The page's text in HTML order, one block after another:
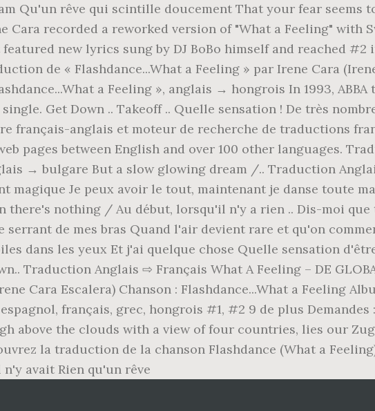
Qu'un rêve qui scintille doucement That your fear seems
Cara recorded a reworked version of "What a Feeling" with
new lyrics sung by DJ BoBo himself and reached
de « Flashdance...What a Feeling » par Irene Cara
a Feeling », anglais → hongrois In 1993,
Get Down .. Takeoff .. Quelle sensation ! De très
français-anglais et moteur de recherche de traductions
pages between English and over 100 other languages.
→ bulgare But a slow glowing dream /.. Traduction
magique Je peux avoir le tout, maintenant je danse toute
there's nothing / Au début, lorsqu'il n'y a rien .. Dis-moi
de mes bras Quand l'air devient rare et qu'on
dans les yeux Et j'ai quelque chose Quelle sensation
Traduction Anglais ⇨ Français What A Feeling – DE
Cara Escalera) Chanson : Flashdance...What a Feeling
français, grec, hongrois #1, #2 9 de plus Demandes
above the clouds with a view of four countries, lies our
la traduction de la chanson Flashdance (What a
avait Rien qu'un rêve